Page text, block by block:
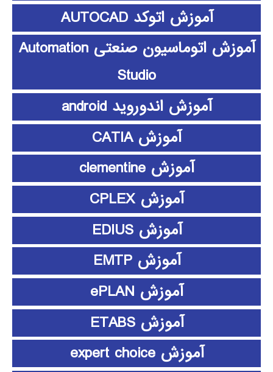
آموزش اتوکد AUTOCAD
آموزش اتوماسیون صنعتی Automation
Studio
آموزش اندوروید android
آموزش CATIA
آموزش clementine
آموزش CPLEX
آموزش EDIUS
آموزش EMTP
آموزش ePLAN
آموزش ETABS
آموزش expert choice